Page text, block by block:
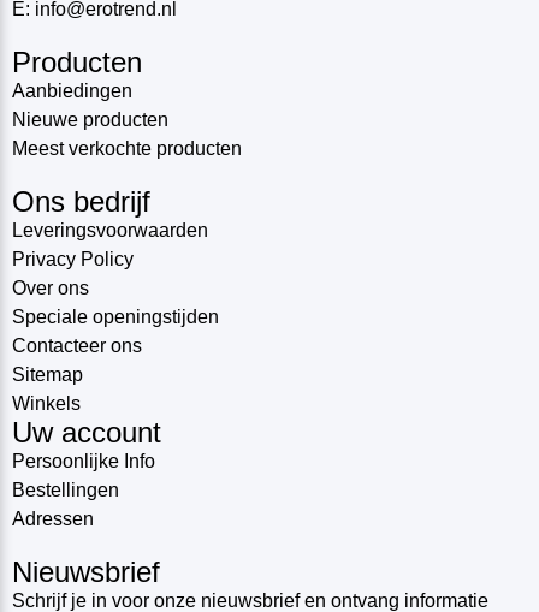
E: info@erotrend.nl
Producten
Aanbiedingen
Nieuwe producten
Meest verkochte producten
Ons bedrijf
Leveringsvoorwaarden
Privacy Policy
Over ons
Speciale openingstijden
Contacteer ons
Sitemap
Winkels
Uw account
Persoonlijke Info
Bestellingen
Adressen
Nieuwsbrief
Schrijf je in voor onze nieuwsbrief en ontvang informatie